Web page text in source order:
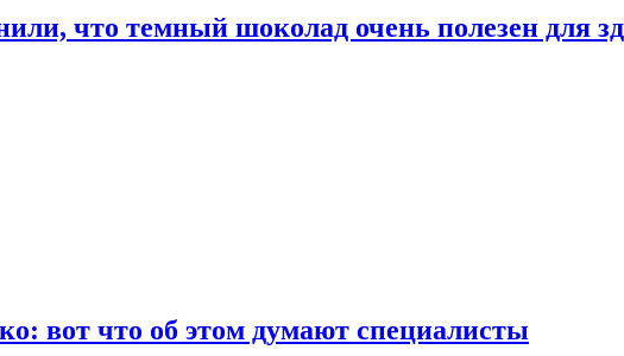
что темный шоколад очень полезен для
вот что об этом думают специалисты